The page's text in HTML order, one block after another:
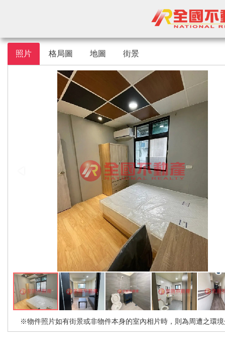
照片 格局圖 地圖 街景
※物件照片如有街景或非物件本身的室內相片時，則為周遭之環